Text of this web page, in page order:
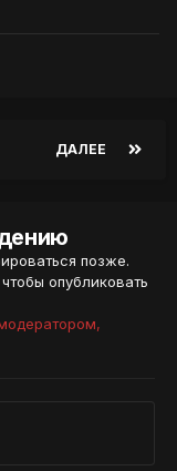
ДАЛЕЕ
позже.
чтобы опубликовать